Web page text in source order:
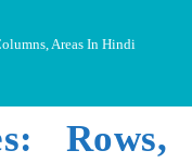
Areas In Hindi
Rows,